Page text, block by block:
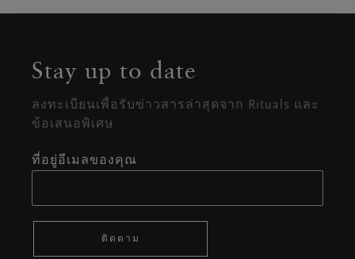
Stay up to date
ลงทะเบียนเพื่อรับข่าวสารล่าสุดจาก Rituals และ
ข้อเสนอพิเศษ
ที่อยู่อีเมลของคุณ
ติดตาม